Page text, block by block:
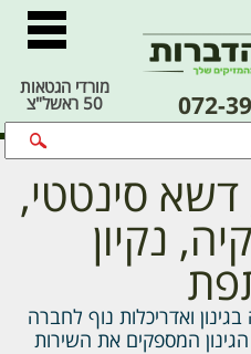
072-
מורדי הגטאות
50 ראשל"צ
סינטטי,
נקיון
ואדריכלות נוף לחברה
המספקים את השירות